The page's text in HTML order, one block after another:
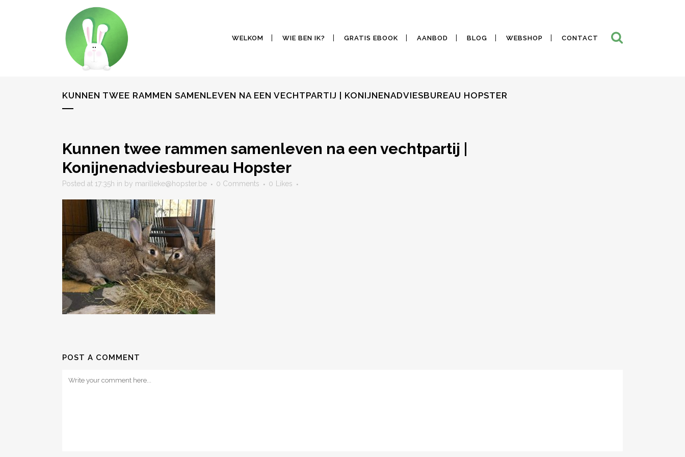
WELKOM WIE BEN IK? GRATIS EBOOK AANBOD BLOG WEBSHOP CONTACT
KUNNEN TWEE RAMMEN SAMENLEVEN NA EEN VECHTPARTIJ | KONIJNENADVIESBUREAU HOPSTER
Kunnen twee rammen samenleven na een vechtpartij |
Konijnenadviesbureau Hopster
Posted at 17:35h in by marilleke@hopster.be 0 Comments 0 Likes
POST A COMMENT